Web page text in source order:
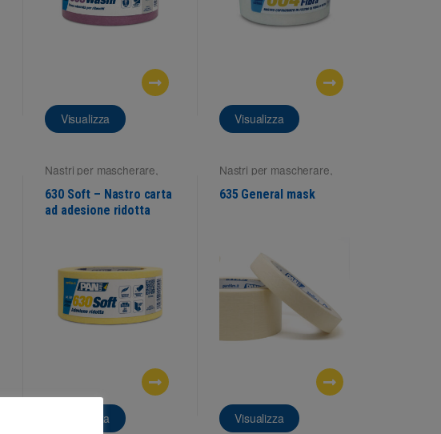
Visualizza Visualizza
Nastri per mascherare
Superfici interne
630 Soft – Nastro carta
ad adesione ridotta
Visualizza
Nastri per mascherare
Superfici interne
635 General mask
Visualizza